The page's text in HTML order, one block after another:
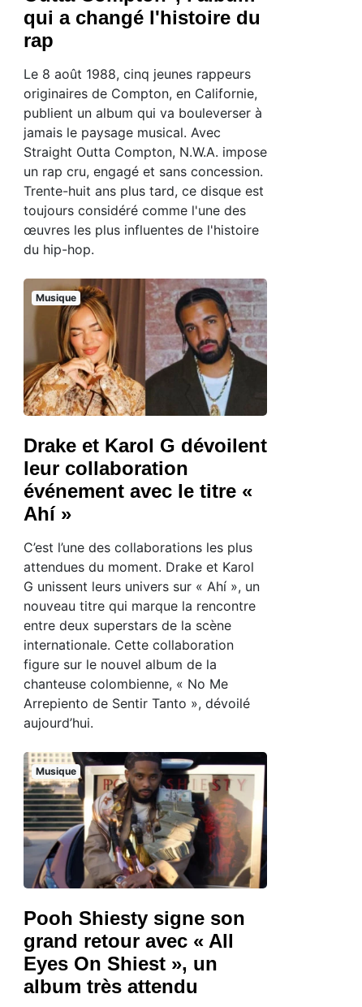
qui a changé l'histoire du
rap
Le 8 août 1988, cinq jeunes rappeurs
originaires de Compton, en Californie,
publient un album qui va bouleverser à
jamais le paysage musical. Avec
Straight Outta Compton, N.W.A. impose
un rap cru, engagé et sans concession.
Trente-huit ans plus tard, ce disque est
toujours considéré comme l'une des
œuvres les plus influentes de l'histoire
du hip-hop.
Musique
Drake et Karol G dévoilent
leur collaboration
événement avec le titre «
Ahí »
C’est l’une des collaborations les plus
attendues du moment. Drake et Karol
G unissent leurs univers sur « Ahí », un
nouveau titre qui marque la rencontre
entre deux superstars de la scène
internationale. Cette collaboration
figure sur le nouvel album de la
chanteuse colombienne, « No Me
Arrepiento de Sentir Tanto », dévoilé
aujourd’hui.
Musique
Pooh Shiesty signe son
grand retour avec « All
Eyes On Shiest », un
album très attendu